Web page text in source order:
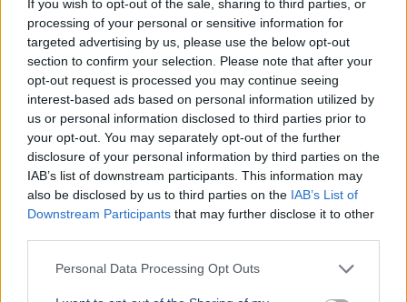
If you wish to opt-out of the sale, sharing to third parties, or
processing of your personal or sensitive information for
targeted advertising by us, please use the below opt-out
section to confirm your selection. Please note that after your
opt-out request is processed you may continue seeing
interest-based ads based on personal information utilized by
us or personal information disclosed to third parties prior to
your opt-out. You may separately opt-out of the further
disclosure of your personal information by third parties on the
IAB’s list of downstream participants. This information may
also be disclosed by us to third parties on the IAB’s List of
Downstream Participants that may further disclose it to other
Personal Data Processing Opt Outs
választják majd ki.Bővebben...
Rezsicsökkentés
Az Amundi
kegyelmi